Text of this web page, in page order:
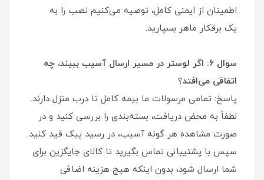
اطمینان از ایمنی کامل، توصیه می‌کنیم نصب را به
یک برقکار ماهر بسپارید.
سوال ۶: اگر لوستر در مسیر ارسال آسیب ببیند، چه
اتفاقی می‌افتد؟
پاسخ: تمامی مرسولات ما بیمه کامل تا درب منزل دارند.
لطفاً به محض دریافت، بسته‌بندی را بررسی کنید و در
صورت مشاهده هر گونه آسیب، در رسید پیک قید کنید.
سپس با پشتیبانی تماس بگیرید تا کالای جایگزین برای
شما ارسال شود، بدون اینکه هیچ هزینه اضافی